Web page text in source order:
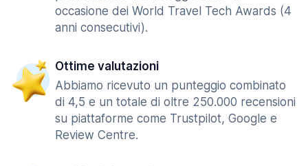
occasione dei World Travel Tech Awards (4
anni consecutivi).
Ottime valutazioni
Abbiamo ricevuto un punteggio combinato
di 4,5 e un totale di oltre 250.000 recensioni
su piattaforme come Trustpilot, Google e
Review Centre.